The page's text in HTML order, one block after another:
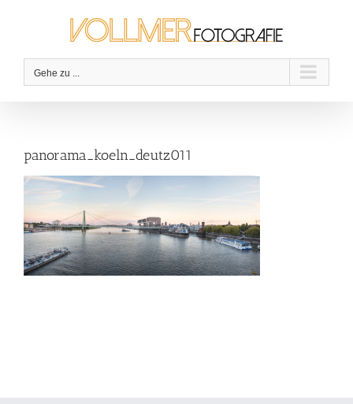
Gehe zu ...
panorama_koeln_deutz011